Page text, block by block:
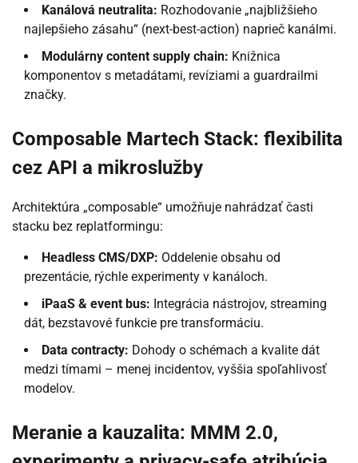
Kanálová neutralita: Rozhodovanie „najbližšieho
najlepšieho zásahu“ (next-best-action) naprieč kanálmi.
Modulárny content supply chain: Knižnica
komponentov s metadátami, revíziami a guardrailmi
značky.
Composable Martech Stack: flexibilita
cez API a mikroslužby
Architektúra „composable“ umožňuje nahrádzať časti
stacku bez replatformingu:
Headless CMS/DXP: Oddelenie obsahu od
prezentácie, rýchle experimenty v kanáloch.
iPaaS & event bus: Integrácia nástrojov, streaming
dát, bezstavové funkcie pre transformáciu.
Data contracty: Dohody o schémach a kvalite dát
medzi tímami – menej incidentov, vyššia spoľahlivosť
modelov.
Meranie a kauzalita: MMM 2.0,